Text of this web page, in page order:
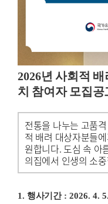
2026년 사회적
치 참여자 모집공
전통을 나누는 고품
적 배려 대상자분들
원합니다. 도심 속 아
의집에서 인생의 소
1. 행사기간 : 2026. 4.